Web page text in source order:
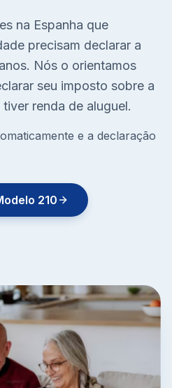
na Espanha que
precisam declarar a
Nós o orientamos
seu imposto sobre a
renda de aluguel.
e a declaração
210